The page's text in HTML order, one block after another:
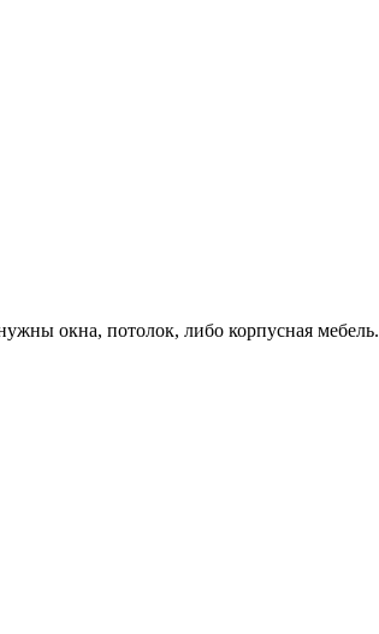
окна, потолок, либо корпусная мебель.